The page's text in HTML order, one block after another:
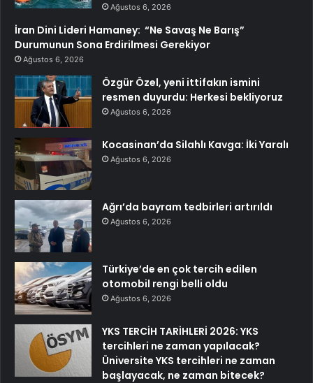
Ağustos 6, 2026
İran Dini Lideri Hamaney: “Ne Savaş Ne Barış”
Durumunun Sona Erdirilmesi Gerekiyor
Ağustos 6, 2026
Özgür Özel, yeni ittifakın ismini
resmen duyurdu: Herkesi bekliyoruz
Ağustos 6, 2026
Kocasinan’da Silahlı Kavga: İki Yaralı
Ağustos 6, 2026
Ağrı’da bayram tedbirleri artırıldı
Ağustos 6, 2026
Türkiye’de en çok tercih edilen
otomobil rengi belli oldu
Ağustos 6, 2026
YKS TERCİH TARİHLERİ 2026: YKS
tercihleri ne zaman yapılacak?
Üniversite YKS tercihleri ne zaman
başlayacak, ne zaman bitecek?